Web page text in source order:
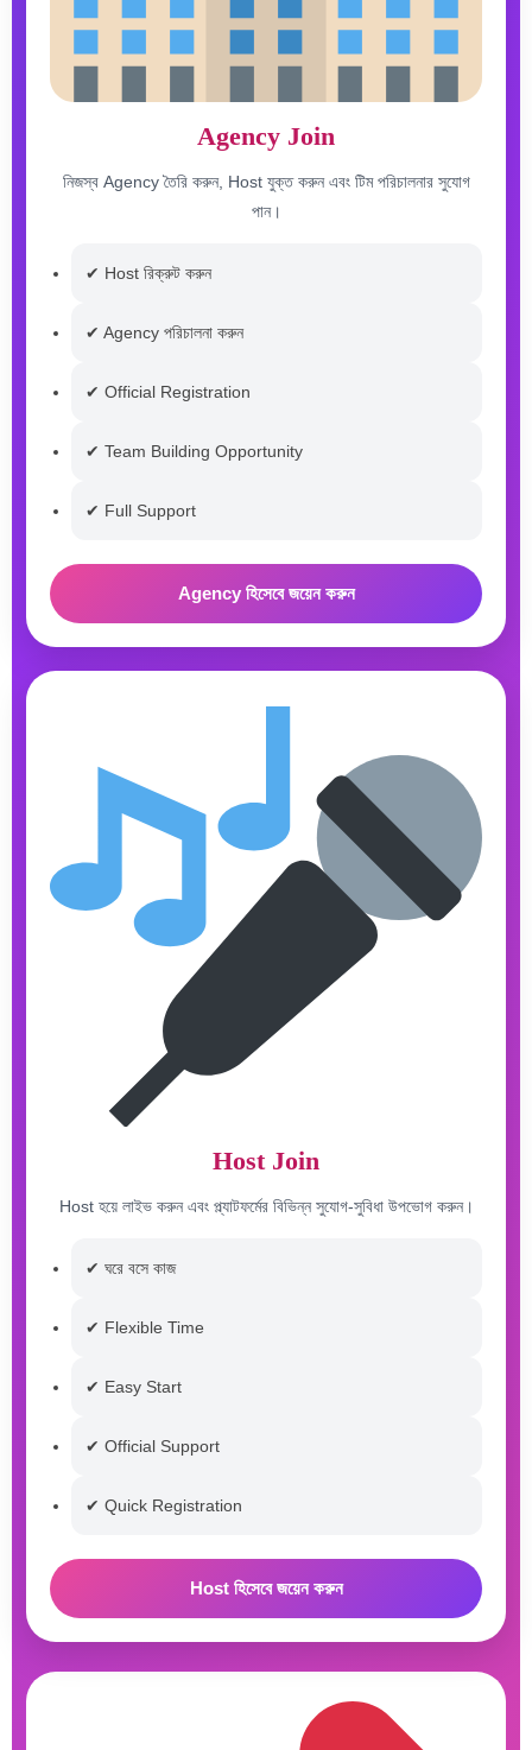
Agency Join
নিজস্ব Agency তৈরি করুন, Host যুক্ত করুন এবং টিম পরিচালনার সুযোগ
পান।
✔ Host রিক্রুট করুন
✔ Agency পরিচালনা করুন
✔ Official Registration
✔ Team Building Opportunity
✔ Full Support
Agency হিসেবে জয়েন করুন
Host Join
Host হয়ে লাইভ করুন এবং প্ল্যাটফর্মের বিভিন্ন সুযোগ-সুবিধা উপভোগ করুন।
✔ ঘরে বসে কাজ
✔ Flexible Time
✔ Easy Start
✔ Official Support
✔ Quick Registration
Host হিসেবে জয়েন করুন